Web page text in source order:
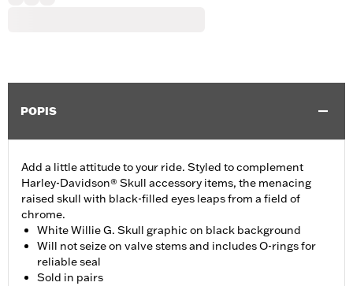
POPIS
Add a little attitude to your ride. Styled to complement
Harley-Davidson® Skull accessory items, the menacing
raised skull with black-filled eyes leaps from a field of
chrome.
White Willie G. Skull graphic on black background
Will not seize on valve stems and includes O-rings for
reliable seal
Sold in pairs